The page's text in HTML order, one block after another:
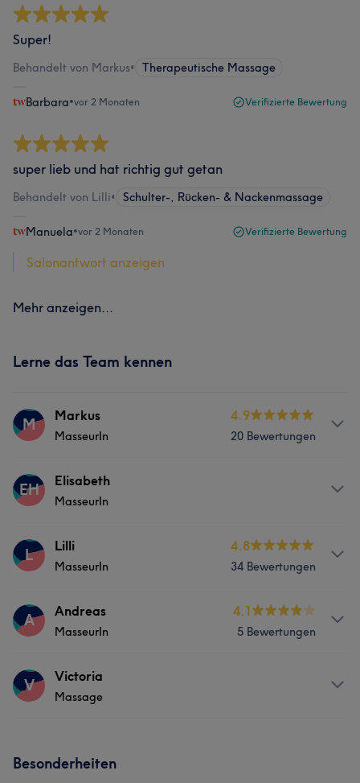
Super!
Behandelt von Markus• Therapeutische Massage
Barbara•vor 2 Monaten Verifizierte Bewertung
super lieb und hat richtig gut getan
Behandelt von Lilli• Schulter-, Rücken- & Nackenmassage
Manuela•vor 2 Monaten Verifizierte Bewertung
Salonantwort anzeigen
Mehr anzeigen...
Lerne das Team kennen
M Markus
MasseurIn
4.9
20 Bewertungen
Services
EH Elisabeth
MasseurIn
Services
L Lilli
MasseurIn
4.8
34 Bewertungen
Services
Haarentfernung
A Andreas
MasseurIn
4.1
5 Bewertungen
Services
V Victoria
Massage
Besonderheiten